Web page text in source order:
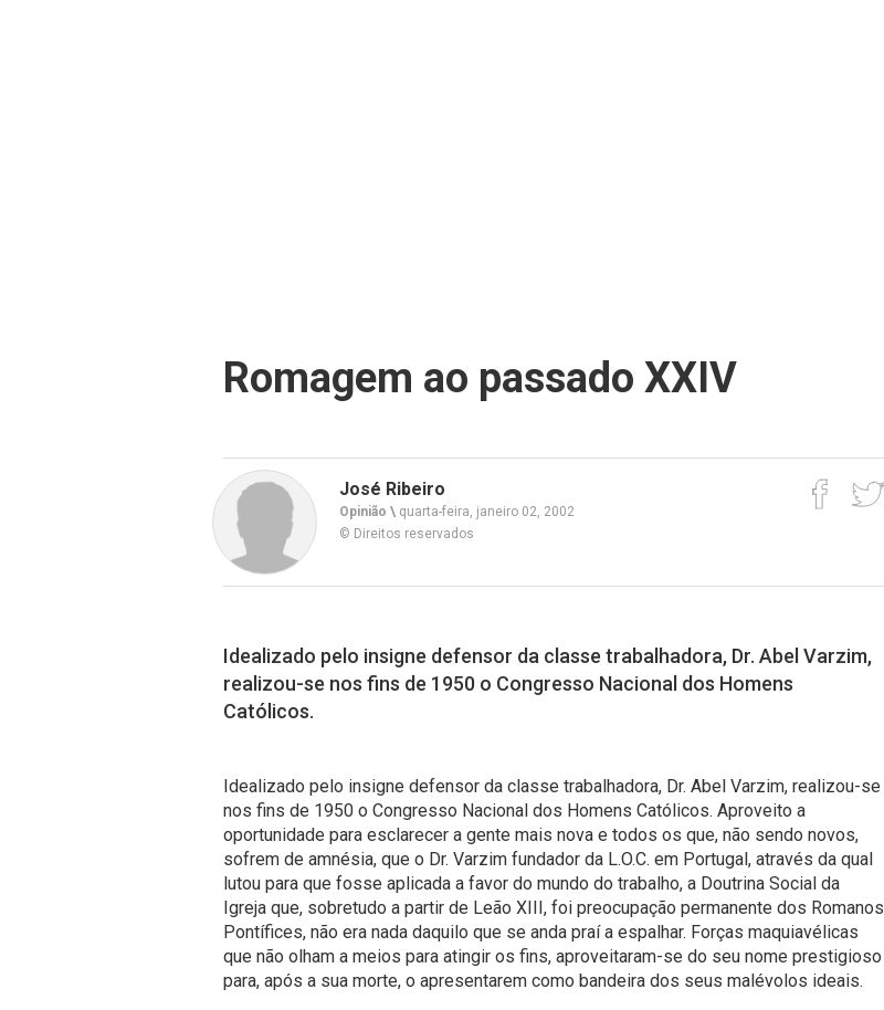
Romagem ao passado XXIV
José Ribeiro
Opinião \ quarta-feira, janeiro 02, 2002
© Direitos reservados
Idealizado pelo insigne defensor da classe trabalhadora, Dr. Abel Varzim,
realizou-se nos fins de 1950 o Congresso Nacional dos Homens
Católicos.
Idealizado pelo insigne defensor da classe trabalhadora, Dr. Abel Varzim, realizou-se
nos fins de 1950 o Congresso Nacional dos Homens Católicos. Aproveito a
oportunidade para esclarecer a gente mais nova e todos os que, não sendo novos,
sofrem de amnésia, que o Dr. Varzim fundador da L.O.C. em Portugal, através da qual
lutou para que fosse aplicada a favor do mundo do trabalho, a Doutrina Social da
Igreja que, sobretudo a partir de Leão XIII, foi preocupação permanente dos Romanos
Pontífices, não era nada daquilo que se anda praí a espalhar. Forças maquiavélicas
que não olham a meios para atingir os fins, aproveitaram-se do seu nome prestigioso
para, após a sua morte, o apresentarem como bandeira dos seus malévolos ideais.